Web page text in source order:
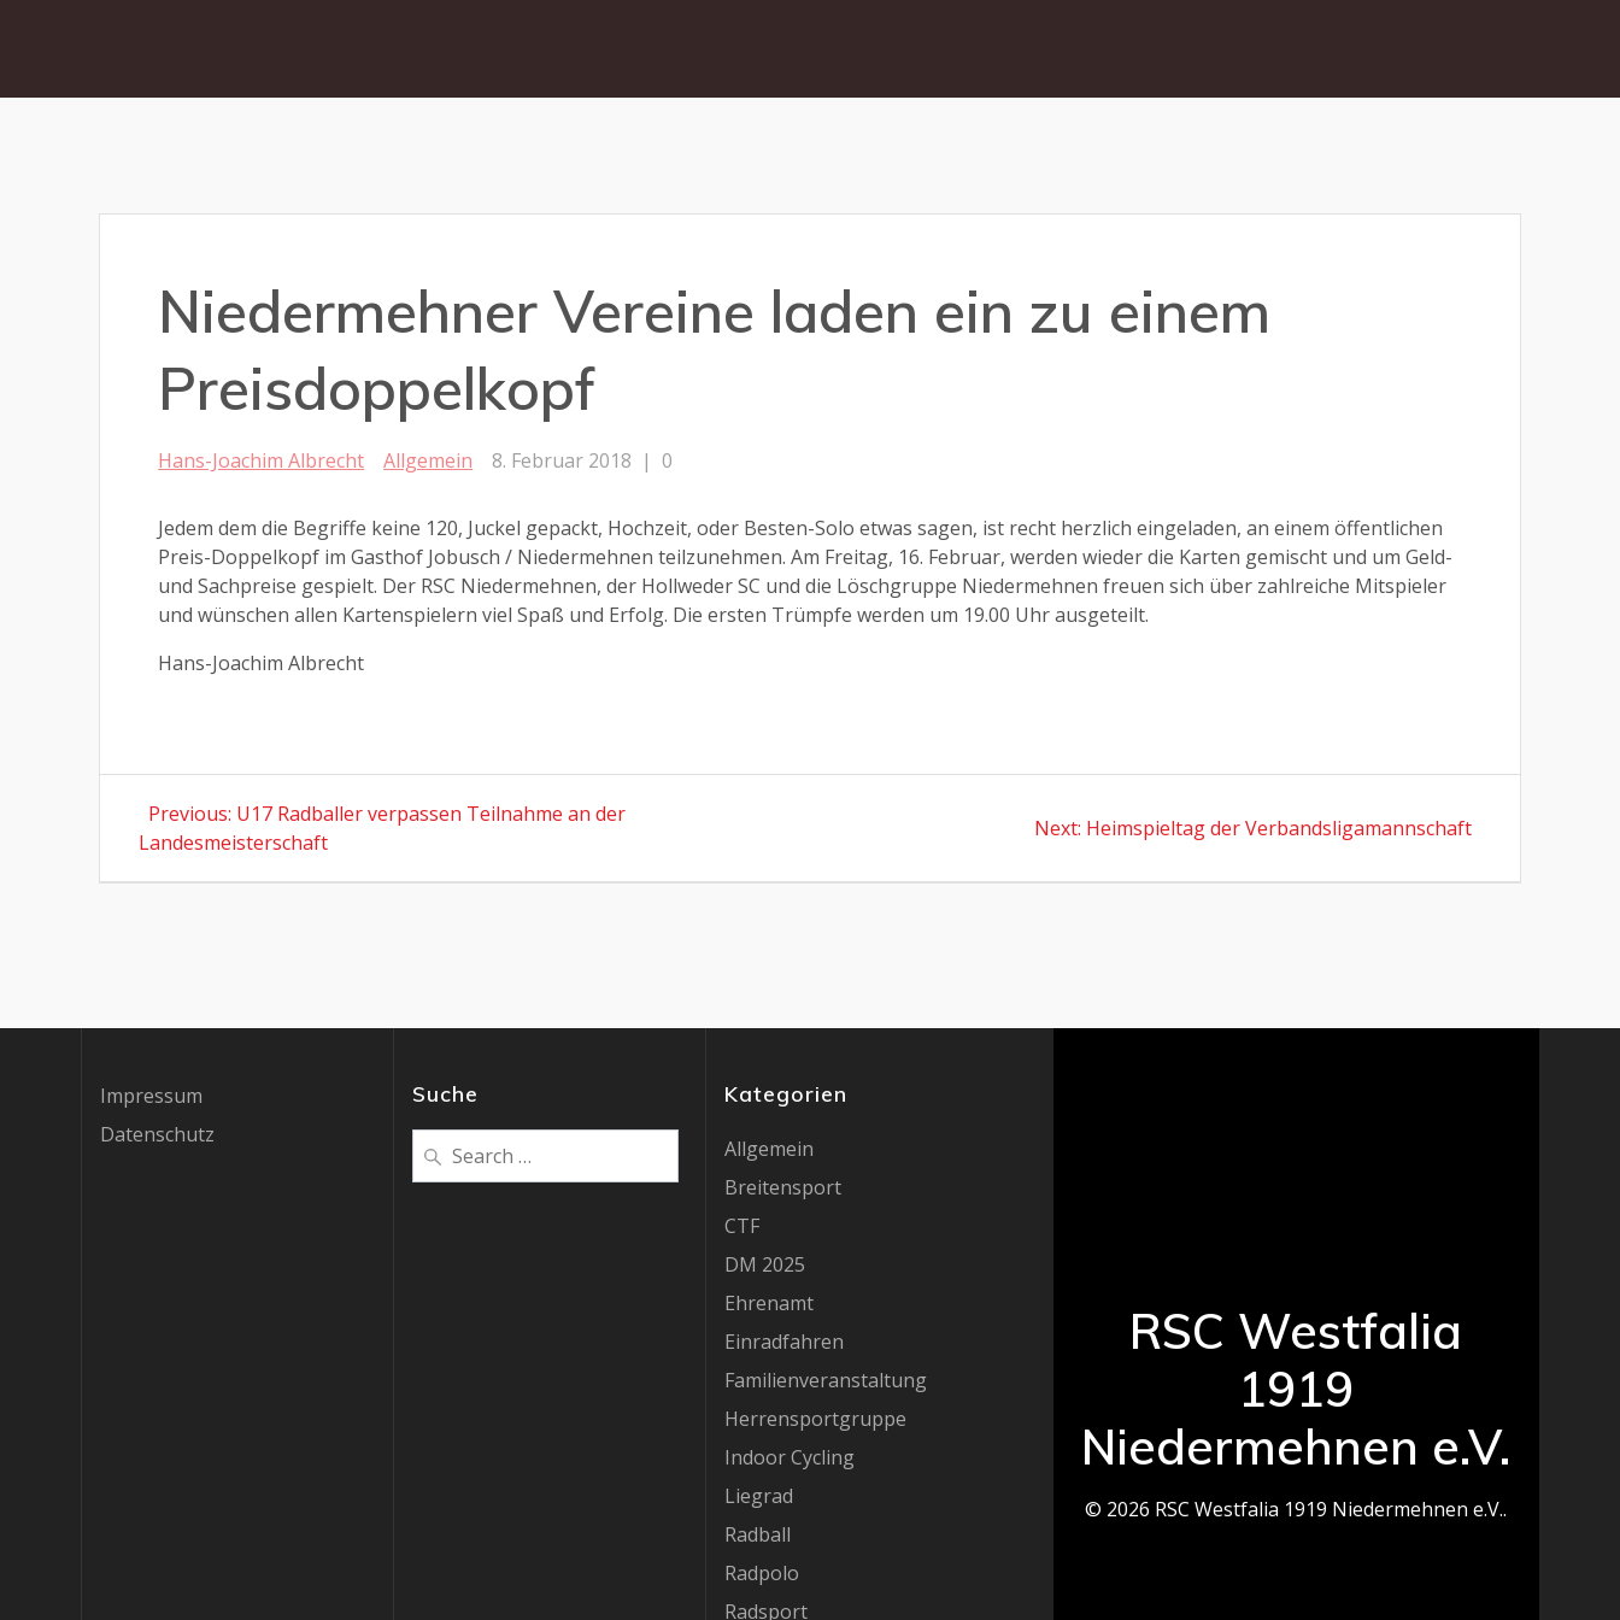
Niedermehner Vereine laden ein zu einem
Preisdoppelkopf
Hans-Joachim Albrecht Allgemein 8. Februar 2018 | 0
Jedem dem die Begriffe keine 120, Juckel gepackt, Hochzeit, oder Besten-Solo etwas sagen, ist recht herzlich eingeladen, an einem öffentlichen
Preis-Doppelkopf im Gasthof Jobusch / Niedermehnen teilzunehmen. Am Freitag, 16. Februar, werden wieder die Karten gemischt und um Geld-
und Sachpreise gespielt. Der RSC Niedermehnen, der Hollweder SC und die Löschgruppe Niedermehnen freuen sich über zahlreiche Mitspieler
und wünschen allen Kartenspielern viel Spaß und Erfolg. Die ersten Trümpfe werden um 19.00 Uhr ausgeteilt.
Hans-Joachim Albrecht
Beitragsnavigation
Previous: Previous
post:
U17 Radballer verpassen Teilnahme an der
Landesmeisterschaft
Next: Next
Heimspieltag der Verbandsligamannschaft
Impressum
Datenschutz
Suche
Search
for:
Kategorien
Allgemein
Breitensport
CTF
DM 2025
Ehrenamt
Einradfahren
Familienveranstaltung
Herrensportgruppe
Indoor Cycling
Liegrad
Radball
Radpolo
Radsport
RSC Westfalia
1919
Niedermehnen e.V.
© 2026 RSC Westfalia 1919 Niedermehnen e.V..